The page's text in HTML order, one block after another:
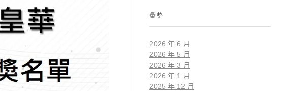
彙整
2026 年 6 月
2026 年 5 月
2026 年 3 月
2026 年 1 月
2025 年 12 月